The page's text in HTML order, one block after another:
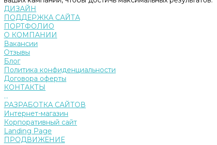
ДИЗАЙН
ПОДДЕРЖКА САЙТА
ПОРТФОЛИО
О КОМПАНИИ
Вакансии
Отзывы
Блог
Политика конфиденциальности
Договора оферты
КОНТАКТЫ
...
РАЗРАБОТКА САЙТОВ
Интернет-магазин
Корпоративный сайт
Landing Page
ПРОДВИЖЕНИЕ